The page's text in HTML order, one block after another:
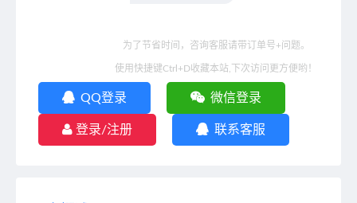
为了节省时间，咨询客服请带订单号+问题。
使用快捷键Ctrl+D收藏本站,下次访问更方便哟！
QQ登录 微信登录
登录/注册 联系客服